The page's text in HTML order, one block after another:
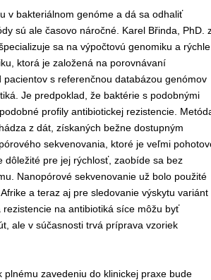
v bakteriálnom genóme a dá sa odhaliť
sú ale časovo náročné. Karel Břinda, PhD.
sa na výpočtovú genomiku a rýchle
ktorá je založená na porovnávaní
s referenčnou databázou genómov
Je predpoklad, že baktérie s podobnými
profily antibiotickej rezistencie.
z dát, získaných bežne dostupným
sekvenovania, ktoré je veľmi
dôležité pre jej rýchlosť, zaobíde sa bez
Nanopórové sekvenovanie už bolo použité
a teraz aj pre sledovanie výskytu variánt
na antibiotiká síce môžu byť
ale v súčasnosti trvá príprava vzoriek
zavedeniu do klinickej praxe bude